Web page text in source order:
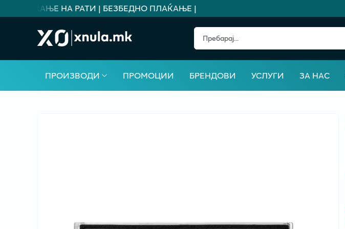
ПЛАЌАЊЕ НА РАТИ | БЕЗБЕДНО ПЛАЌАЊЕ |
ПРОИЗВОДИ ПРОМОЦИИ БРЕНДОВИ УСЛУГИ ЗА НАС